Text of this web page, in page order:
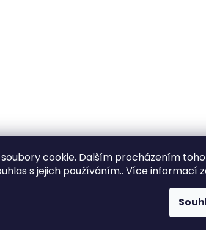
cookie. Dalším procházením
s jejich používáním.. Více informací